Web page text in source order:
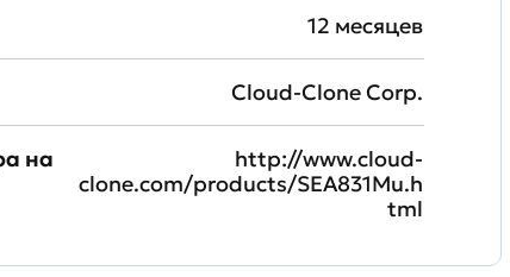
12 месяцев
Cloud-Clone Corp.
на
http://www.cloud-
clone.com/products/SEA831Mu.h
tml